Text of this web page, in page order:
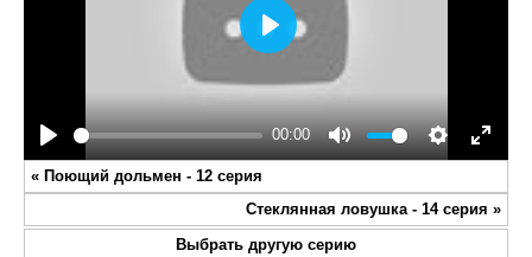
Play
00:00
Mute Settings
Enter
Play
« Поющий дольмен - 12 серия
Стеклянная ловушка - 14 серия »
Выбрать другую серию